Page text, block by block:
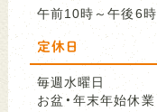
午前10時～午後6時
定休日
毎週水曜日
お盆・年末年始休業